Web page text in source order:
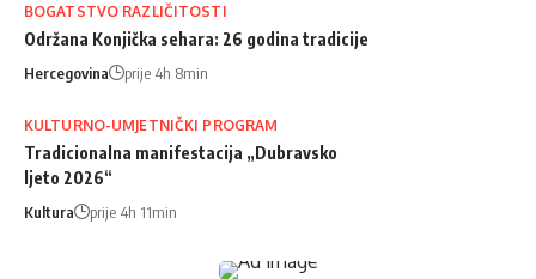
BOGATSTVO RAZLIČITOSTI
Održana Konjička sehara: 26 godina tradicije
Hercegovina prije 4h 8min
KULTURNO-UMJETNIČKI PROGRAM
Tradicionalna manifestacija „Dubravsko
ljeto 2026“
Kultura prije 4h 11min